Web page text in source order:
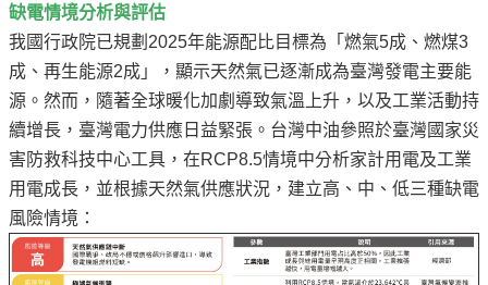
缺電情境分析與評估
我國行政院已規劃2025年能源配比目標為「燃氣5成、燃煤3
成、再生能源2成」，顯示天然氣已逐漸成為臺灣發電主要能
源。然而，隨著全球暖化加劇導致氣溫上升，以及工業活動持
續增長，臺灣電力供應日益緊張。台灣中油參照於臺灣國家災
害防救科技中心工具，在RCP8.5情境中分析家計用電及工業
用電成長，並根據天然氣供應狀況，建立高、中、低三種缺電
風險情境：